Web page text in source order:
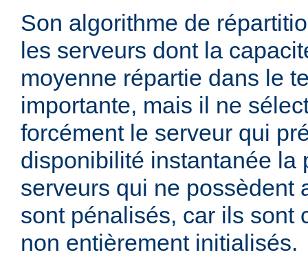
Son algorithme de
les serveurs dont la
moyenne répartie dans le
importante, mais il ne
forcément le serveur qui
disponibilité instantanée la
serveurs qui ne possèdent
sont pénalisés, car ils sont
non entièrement initialisés.